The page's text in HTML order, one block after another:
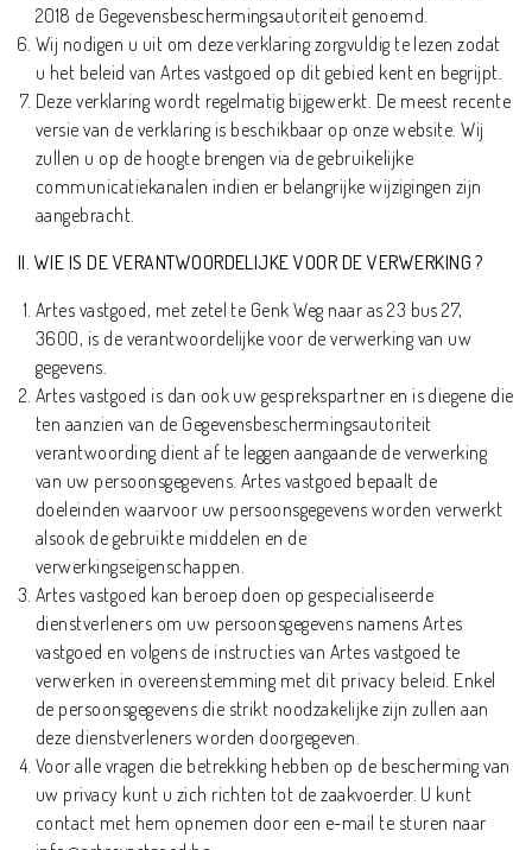
2018 de Gegevensbeschermingsautoriteit genoemd.
Wij nodigen u uit om deze verklaring zorgvuldig te lezen zodat
u het beleid van Artes vastgoed op dit gebied kent en begrijpt.
Deze verklaring wordt regelmatig bijgewerkt. De meest recente
versie van de verklaring is beschikbaar op onze website. Wij
zullen u op de hoogte brengen via de gebruikelijke
communicatiekanalen indien er belangrijke wijzigingen zijn
aangebracht.
II. WIE IS DE VERANTWOORDELIJKE VOOR DE VERWERKING ?
Artes vastgoed, met zetel te Genk Weg naar as 23 bus 27,
3600, is de verantwoordelijke voor de verwerking van uw
gegevens.
Artes vastgoed is dan ook uw gesprekspartner en is diegene die
ten aanzien van de Gegevensbeschermingsautoriteit
verantwoording dient af te leggen aangaande de verwerking
van uw persoonsgegevens. Artes vastgoed bepaalt de
doeleinden waarvoor uw persoonsgegevens worden verwerkt
alsook de gebruikte middelen en de
verwerkingseigenschappen.
Artes vastgoed kan beroep doen op gespecialiseerde
dienstverleners om uw persoonsgegevens namens Artes
vastgoed en volgens de instructies van Artes vastgoed te
verwerken in overeenstemming met dit privacy beleid. Enkel
de persoonsgegevens die strikt noodzakelijke zijn zullen aan
deze dienstverleners worden doorgegeven.
Voor alle vragen die betrekking hebben op de bescherming van
uw privacy kunt u zich richten tot de zaakvoerder. U kunt
contact met hem opnemen door een e-mail te sturen naar